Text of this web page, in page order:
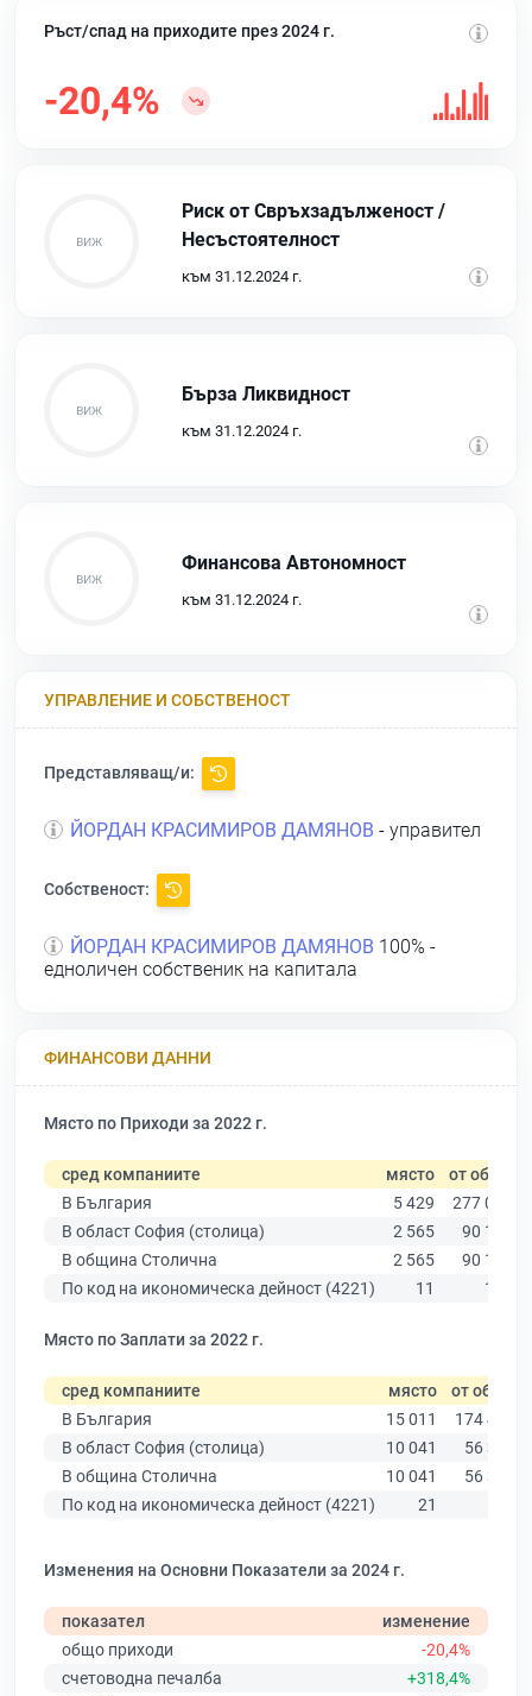
Ръст/спад на приходите през 2024 г.
-20,4%
Риск от Свръхзадълженост /
Несъстоятелност
към 31.12.2024 г.
Бърза Ликвидност
към 31.12.2024 г.
Финансова Автономност
към 31.12.2024 г.
УПРАВЛЕНИЕ И СОБСТВЕНОСТ
Представляващ/и:
ЙОРДАН КРАСИМИРОВ ДАМЯНОВ - управител
Собственост:
ЙОРДАН КРАСИМИРОВ ДАМЯНОВ 100% -
едноличен собственик на капитала
ФИНАНСОВИ ДАННИ
Място по Приходи за 2022 г.
сред компаниите място от общо
В България
5 429
277 019
В област София (столица)
2 565
90 178
В община Столична
2 565
90 178
По код на икономическа дейност (4221)
11 116
Място по Заплати за 2022 г.
сред компаниите място от общо
В България
15 011
174 403
В област София (столица)
10 041
56 378
В община Столична
10 041
56 378
По код на икономическа дейност (4221)
21
Изменения на Основни Показатели за 2024 г.
показател
изменение
общо приходи
-20,4%
счетоводна печалба
+318,4%